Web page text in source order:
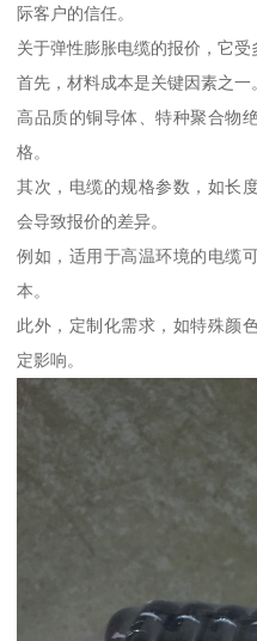
际客户的信任。
关于弹性膨胀电缆的报价，它受
首先，材料成本是关键因素之一
高品质的铜导体、特种聚合物
格。
其次，电缆的规格参数，如长
会导致报价的差异。
例如，适用于高温环境的电缆
本。
此外，定制化需求，如特殊颜
定影响。